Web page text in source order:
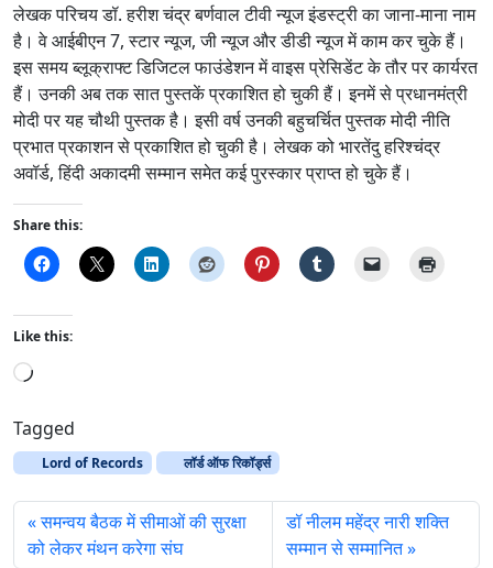
लेखक परिचय डॉ. हरीश चंद्र बर्णवाल टीवी न्यूज इंडस्ट्री का जाना-माना नाम
है। वे आईबीएन 7, स्टार न्यूज, जी न्यूज और डीडी न्यूज में काम कर चुके हैं।
इस समय ब्लूक्राफ्ट डिजिटल फाउंडेशन में वाइस प्रेसिडेंट के तौर पर कार्यरत
हैं। उनकी अब तक सात पुस्तकें प्रकाशित हो चुकी हैं। इनमें से प्रधानमंत्री
मोदी पर यह चौथी पुस्तक है। इसी वर्ष उनकी बहुचर्चित पुस्तक मोदी नीति
प्रभात प्रकाशन से प्रकाशित हो चुकी है। लेखक को भारतेंदु हरिश्चंद्र
अवॉर्ड, हिंदी अकादमी सम्मान समेत कई पुरस्कार प्राप्त हो चुके हैं।
Share this:
Like this:
L
a
d
i
n
g
…
Tagged
Lord of Records लॉर्ड ऑफ रिकॉर्ड्स
समन्वय बैठक में सीमाओं की सुरक्षा
को लेकर मंथन करेगा संघ
डॉ नीलम महेंद्र नारी शक्ति
सम्मान से सम्मानित